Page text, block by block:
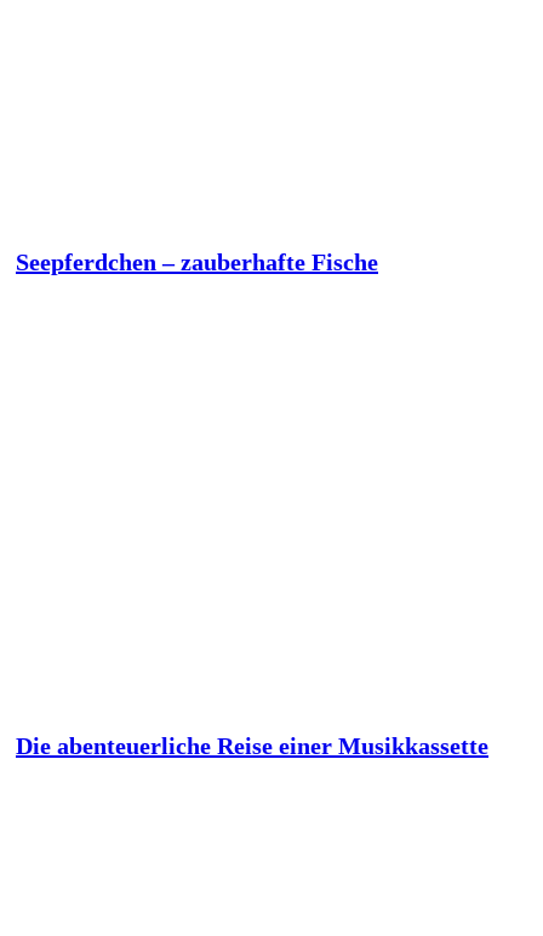
Seepferdchen – zauberhafte Fische
Die abenteuerliche Reise einer Musikkassette